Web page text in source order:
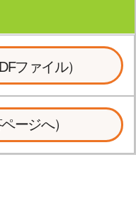
ファイル）
ページへ）